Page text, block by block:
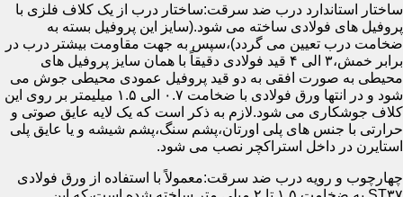
ساختار استاندارد درب ضد سرقت:ساختار درب از یک کلاف فلزی با
پروفیل های فولادی ساخته می شود.(سایز این پروفیل بسته به
ضخامت درب تعیین می گردد)،سپس به جهت مقاومت بیشتر درب در
برابر خمش،۳ الی ۴ قید فولادی دقیقاً با همان سایز پروفیل های
محیطی به صورت افقی به دو قید پروفیل عمودی محیطی جوش می
شود و در انتها ورق فولادی با ضخامت ۰.۷ الی ۱.۵ میلیمتر بر روی این
کلاف جوشکاری می شود.لازم به ذکر است که یک لایه عایق صوتی و
حرارتی با جنس های پلی اورتان،پشم سنگ،پشم شیشه و یا عایق پلی
استایرن در داخل استراکچر نصب می شود.
چهارچوب و رویه درب ضد سرقت:معمولاً با استفاده از ورق فولادی